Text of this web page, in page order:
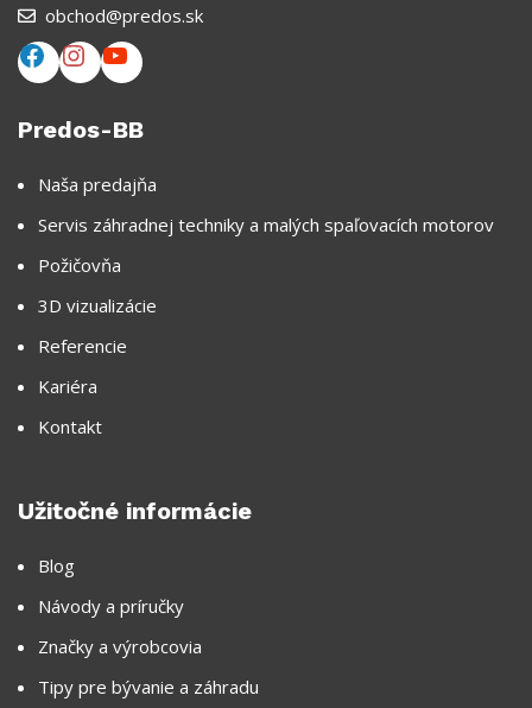
obchod@predos.sk
Predos-BB
Naša predajňa
Servis záhradnej techniky a malých spaľovacích motorov
Požičovňa
3D vizualizácie
Referencie
Kariéra
Kontakt
Užitočné informácie
Blog
Návody a príručky
Značky a výrobcovia
Tipy pre bývanie a záhradu